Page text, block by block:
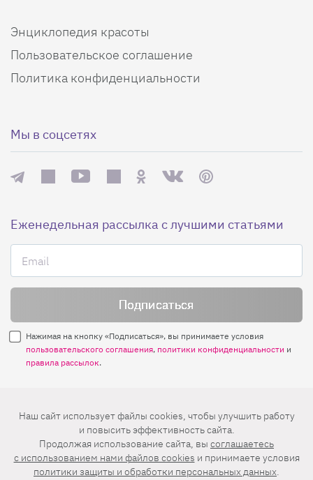
Энциклопедия красоты
Пользовательское соглашение
Политика конфиденциальности
Мы в соцсетях
Еженедельная рассылка с лучшими статьями
Нажимая на кнопку «Подписаться», вы принимаете условия
пользовательского соглашения, политики конфиденциальности и
правила рассылок.
Нашли ошибку? Выделите ее и нажмите
© 2026 АО «БКМ», ОГРН 1027739494584, ИНН 7705056238
127018, Москва, ул. Полковая, д. 3, стр. 4, помещение I, комн. 23
16+
Наш сайт использует файлы cookies, чтобы улучшить работу
и повысить эффективность сайта.
Продолжая использование сайта, вы соглашаетесь
c использованием нами файлов cookies и принимаете условия
политики защиты и обработки персональных данных.